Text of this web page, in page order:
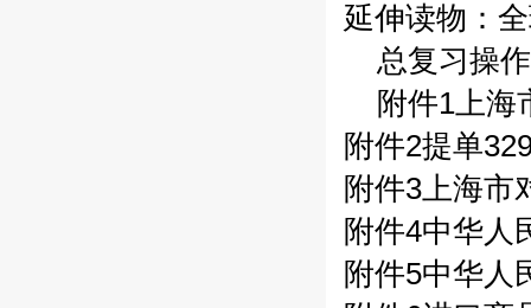
延伸读物：
总复习操
附件1上海
附件2提单
附件3上海市
附件4中华人
附件5中华人